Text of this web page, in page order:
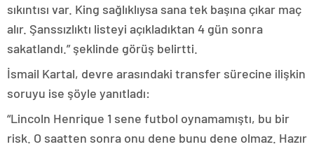
sıkıntısı var. King sağlıklıysa sana tek başına çıkar maç
alır. Şanssızlıktı listeyi açıkladıktan 4 gün sonra
sakatlandı.” şeklinde görüş belirtti.
İsmail Kartal, devre arasındaki transfer sürecine ilişkin
soruyu ise şöyle yanıtladı:
“Lincoln Henrique 1 sene futbol oynamamıştı, bu bir
risk. O saatten sonra onu dene bunu dene olmaz. Hazır